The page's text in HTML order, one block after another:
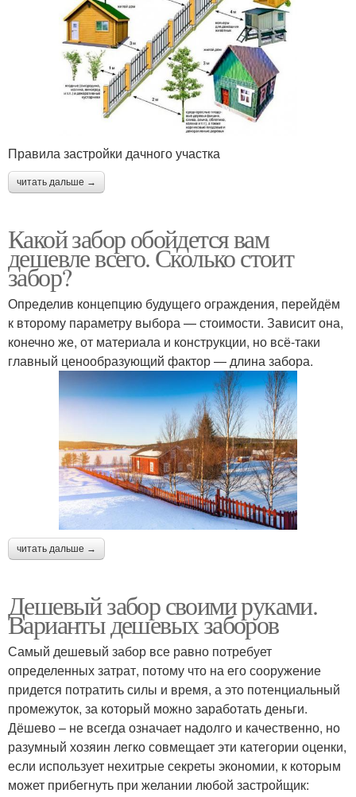
Правила застройки дачного участка
читать дальше →
Какой забор обойдется вам
дешевле всего. Сколько стоит
забор?
Определив концепцию будущего ограждения, перейдём
к второму параметру выбора — стоимости. Зависит она,
конечно же, от материала и конструкции, но всё-таки
главный ценообразующий фактор — длина забора.
читать дальше →
Дешевый забор своими руками.
Варианты дешевых заборов
Самый дешевый забор все равно потребует
определенных затрат, потому что на его сооружение
придется потратить силы и время, а это потенциальный
промежуток, за который можно заработать деньги.
Дёшево – не всегда означает надолго и качественно, но
разумный хозяин легко совмещает эти категории оценки,
если использует нехитрые секреты экономии, к которым
может прибегнуть при желании любой застройщик: